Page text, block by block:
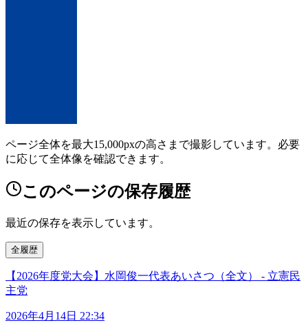
ページ全体を最大15,000pxの高さまで撮影しています。必要
に応じて全体像を確認できます。
このページの保存履歴
最近の保存を表示しています。
全履歴
【2026年度党大会】水岡俊一代表あいさつ（全文） - 立憲民
主党
2026年4月14日 22:34